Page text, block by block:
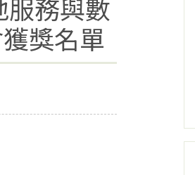
服務與數
獎名單